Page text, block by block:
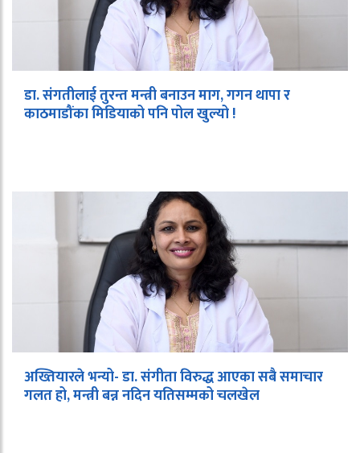
डा. संगतीलाई तुरन्त मन्त्री बनाउन माग, गगन थापा र
काठमाडौंका मिडियाको पनि पोल खुल्यो !
अख्तियारले भन्यो- डा. संगीता विरुद्ध आएका सबै समाचार
गलत हो, मन्त्री बन्न नदिन यतिसम्मको चलखेल